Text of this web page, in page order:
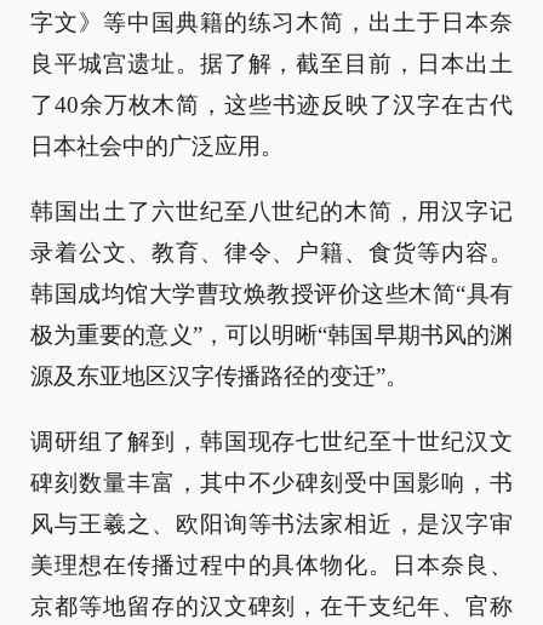
字文》等中国典籍的练习木简，出土于日本奈
良平城宫遗址。据了解，截至目前，日本出土
了40余万枚木简，这些书迹反映了汉字在古代
日本社会中的广泛应用。
韩国出土了六世纪至八世纪的木简，用汉字记
录着公文、教育、律令、户籍、食货等内容。
韩国成均馆大学曹玟焕教授评价这些木简“具有
极为重要的意义”，可以明晰“韩国早期书风的渊
源及东亚地区汉字传播路径的变迁”。
调研组了解到，韩国现存七世纪至十世纪汉文
碑刻数量丰富，其中不少碑刻受中国影响，书
风与王羲之、欧阳询等书法家相近，是汉字审
美理想在传播过程中的具体物化。日本奈良、
京都等地留存的汉文碑刻，在干支纪年、官称